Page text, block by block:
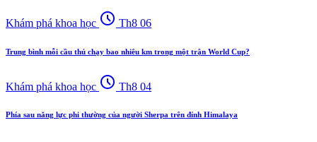
Khám phá khoa học schedule Th8 06
Trung bình mỗi cầu thủ chạy bao nhiêu km trong một trận World Cup?
Khám phá khoa học schedule Th8 04
Phía sau năng lực phi thường của người Sherpa trên đỉnh Himalaya